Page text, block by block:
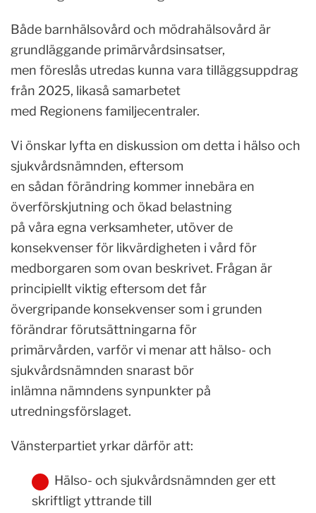
Både barnhälsovård och mödrahälsovård är
grundläggande primärvårdsinsatser,
men föreslås utredas kunna vara tilläggsuppdrag
från 2025, likaså samarbetet
med Regionens familjecentraler.
Vi önskar lyfta en diskussion om detta i hälso och
sjukvårdsnämnden, eftersom
en sådan förändring kommer innebära en
överförskjutning och ökad belastning
på våra egna verksamheter, utöver de
konsekvenser för likvärdigheten i vård för
medborgaren som ovan beskrivet. Frågan är
principiellt viktig eftersom det får
övergripande konsekvenser som i grunden
förändrar förutsättningarna för
primärvården, varför vi menar att hälso- och
sjukvårdsnämnden snarast bör
inlämna nämndens synpunkter på
utredningsförslaget.
Vänsterpartiet yrkar därför att:
Hälso- och sjukvårdsnämnden ger ett
skriftligt yttrande till